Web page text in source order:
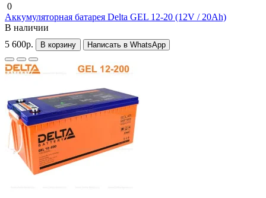
0
Аккумуляторная батарея Delta GEL 12-20 (12V / 20Ah)
В наличии
5 600р.
В корзину Написать в WhatsApp